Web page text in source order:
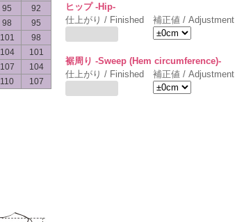
95
92
98
95
101
98
104
101
107
104
110 107
ヒップ -Hip-
仕上がり / Finished
補正値 / Adjustment
裾周り -Sweep (Hem circumference)-
仕上がり / Finished
補正値 / Adjustment